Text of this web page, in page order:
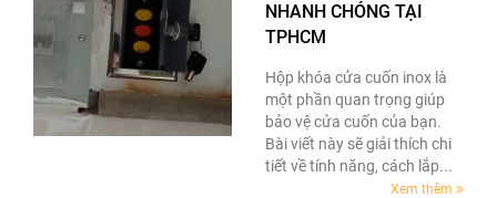
NHANH CHÓNG TẠI
TPHCM
Hộp khóa cửa cuốn inox là
một phần quan trọng giúp
bảo vệ cửa cuốn của bạn.
Bài viết này sẽ giải thích chi
tiết về tính năng, cách lắp...
Xem thêm